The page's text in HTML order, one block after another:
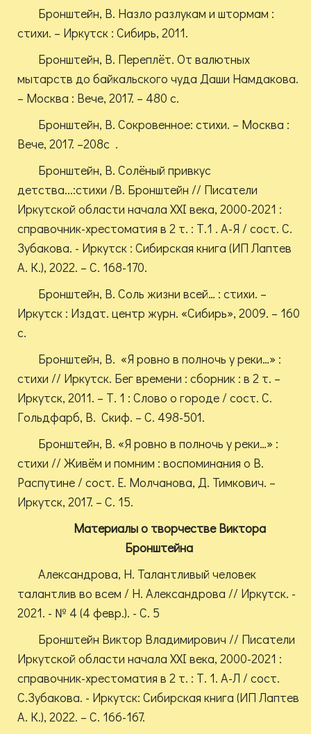
Бронштейн, В. Назло разлукам и штормам :
стихи. – Иркутск : Сибирь, 2011.
Бронштейн, В. Переплёт. От валютных
мытарств до байкальского чуда Даши Намдакова.
– Москва : Вече, 2017. – 480 с.
Бронштейн, В. Сокровенное: стихи. – Москва :
Вече, 2017. –208с .
Бронштейн, В. Солёный привкус
детства...:стихи /В. Бронштейн // Писатели
Иркутской области начала XXI века, 2000-2021 :
справочник-хрестоматия в 2 т. : Т.1 . А-Я / сост. С.
Зубакова. - Иркутск : Сибирская книга (ИП Лаптев
А. К.), 2022. – С. 168-170.
Бронштейн, В. Соль жизни всей… : стихи. –
Иркутск : Издат. центр журн. «Сибирь», 2009. – 160
с.
Бронштейн, В. «Я ровно в полночь у реки…» :
стихи // Иркутск. Бег времени : сборник : в 2 т. –
Иркутск, 2011. – Т. 1 : Слово о городе / сост. С.
Гольдфарб, В. Скиф. – С. 498-501.
Бронштейн, В. «Я ровно в полночь у реки…» :
стихи // Живём и помним : воспоминания о В.
Распутине / сост. Е. Молчанова, Д. Тимкович. –
Иркутск, 2017. – С. 15.
Материалы о творчестве Виктора
Бронштейна
Александрова, Н. Талантливый человек
талантлив во всем / Н. Александрова // Иркутск. -
2021. - № 4 (4 февр.). - С. 5
Бронштейн Виктор Владимирович // Писатели
Иркутской области начала XXI века, 2000-2021 :
справочник-хрестоматия в 2 т. : Т. 1. А-Л / сост.
С.Зубакова. - Иркутск: Сибирская книга (ИП Лаптев
А. К.), 2022. – С. 166-167.